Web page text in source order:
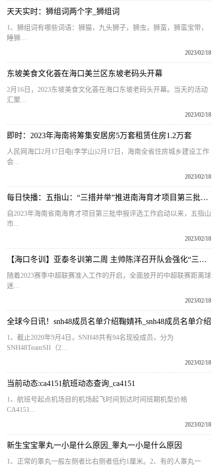
天天实时：狮组词两个字_狮组词
1、狮组词有哪些词语：狮猫，九头狮子，狮虫，狮蛮，狮蛮宝带，
睡狮...
2023/02/18
东坡美食文化荟在海口美兰区东坡老码头开幕
2月16日，2023东坡美食文化荟在海口东坡老码头开幕。当天的活动
汇聚...
2023/02/18
即时：2023年海南将筹集安居房5万套租赁住房1.2万套
人民网海口2月17日电(李学山)2月17日，海南全省住房城乡建设工作
会...
2023/02/18
每日快播：五指山：“三措并举”推进南海育才项目第三批申报工作
自2023年海南省南海育才项目第三批申报评选工作启动以来，五指山
市...
2023/02/18
【海口冬训】亚泰冬训第二周 主帅陈洋召开队会强化“三要求”打造铁军
随着2023赛季中超联赛准入工作的开启，全面放开的中超联赛距离球
迷...
2023/02/18
全球今日讯！snh48成员名单介绍鞠婧祎_snh48成员名单介绍
1、截止2020年9月4日，SNH48共有94名现役成员，分为
SNH48TeamSII（2...
2023/02/18
当前动态:ca4151航班动态查询_ca4151
1、航班号起点机场目的机场起飞时间到达时间班期机型价格
CA4151...
2023/02/18
新生宝宝睾丸一小是什么原因_睾丸一小是什么原因
1、正常的睾丸一般左侧者比右侧者低约1厘米。2、有的人睾丸一